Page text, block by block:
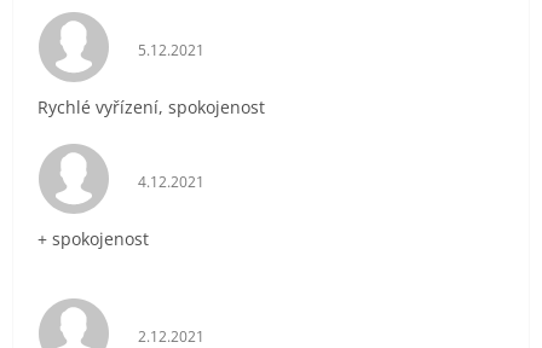
Hodnocení obchodu je 5 z 5 hvězdiček.
5.12.2021
Rychlé vyřízení, spokojenost
Hodnocení obchodu je 5 z 5 hvězdiček.
4.12.2021
+ spokojenost
Hodnocení obchodu je 5 z 5 hvězdiček.
2.12.2021